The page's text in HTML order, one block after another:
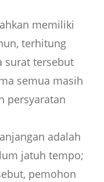
memiliki
terhitung
surat tersebut
semua masih
persyaratan
adalah
jatuh tempo;
pemohon